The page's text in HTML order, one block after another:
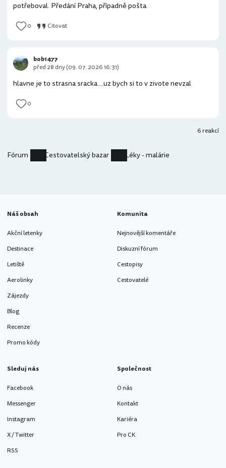
potřeboval. Předání Praha, případně pošta.
0 Citovat
hlavne je to strasna sracka....uz bych si to v zivote nevzal
0
bob1477
před 28 dny (09. 07. 2026 16:31)
6 reakcí
Fórum Cestovatelský bazar Léky - malárie
Náš obsah
Akční letenky
Destinace
Letiště
Aerolinky
Zájezdy
Blog
Recenze
Promo kódy
Komunita
Nejnovější komentáře
Diskuzní fórum
Cestopisy
Cestovatelé
Sleduj nás
Facebook
Messenger
Instagram
X / Twitter
RSS
Společnost
O nás
Kontakt
Kariéra
Pro CK